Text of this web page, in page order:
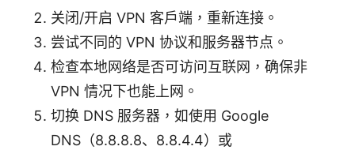
关闭/开启 VPN 客户端，重新连接。
尝试不同的 VPN 协议和服务器节点。
检查本地网络是否可访问互联网，确保非
VPN 情况下也能上网。
切换 DNS 服务器，如使用 Google
DNS（8.8.8.8、8.8.4.4）或